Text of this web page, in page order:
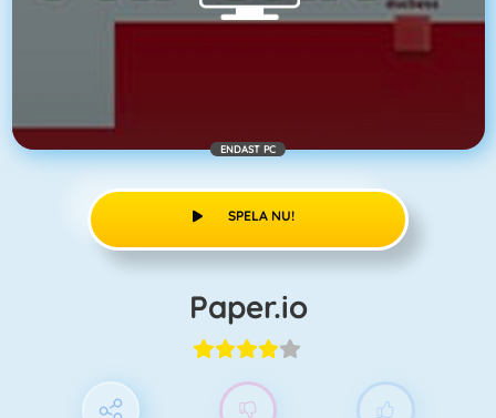
ENDAST PC
SPELA NU!
Paper.io